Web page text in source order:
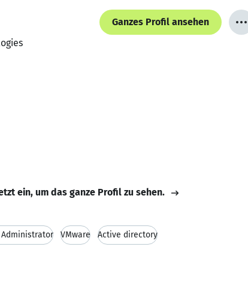
Ganzes Profil ansehen
ein, um das ganze Profil zu sehen.
VMware Active directory